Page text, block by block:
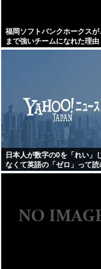
福岡ソフトバンクホークスが
まで強いチームになれた理由
日本人が数字の0を「れい」
なくて英語の「ゼロ」って読
うになったのってなんでなの